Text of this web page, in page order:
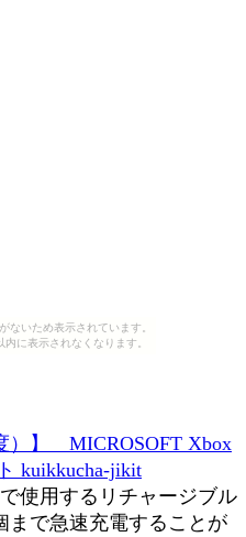
ないため表示されています。
に表示されなくなります。
）】 MICROSOFT Xbox
kuikkucha-jikit
使用するリチャージブル
まで急速充電することが